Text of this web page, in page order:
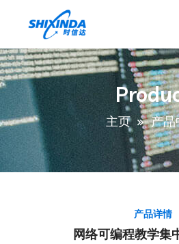
主页 产品
产品详情
网络可编程教学集